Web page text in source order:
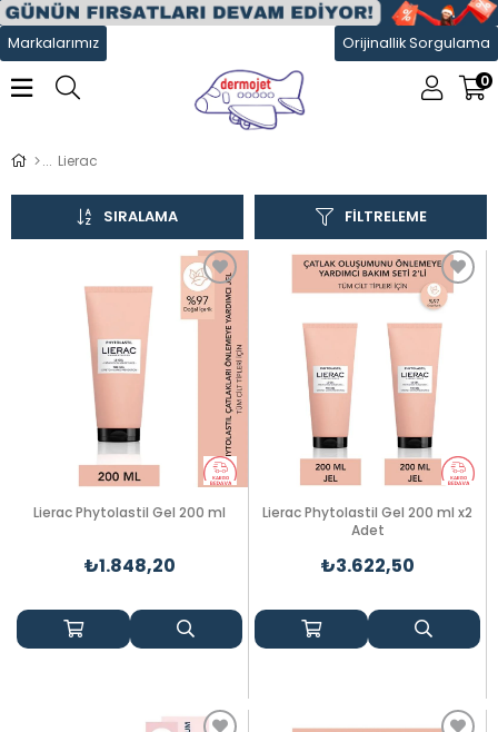
Markalarımız
Orijinallik Sorgulama
0
Lierac
FILTRELEME
SIRALAMA
Lierac Phytolastil Gel 200 ml
₺1.848,20
Lierac Phytolastil Gel 200 ml x2
Adet
₺3.622,50